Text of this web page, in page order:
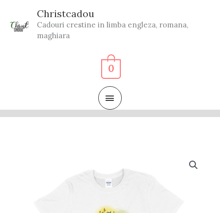
content
Christcadou
Cadouri crestine in limba engleza, romana,
maghiara
MAIN
MENU
0